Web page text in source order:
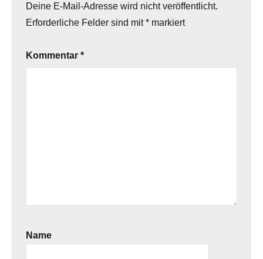
Deine E-Mail-Adresse wird nicht veröffentlicht.
Erforderliche Felder sind mit* markiert
Kommentar *
Name